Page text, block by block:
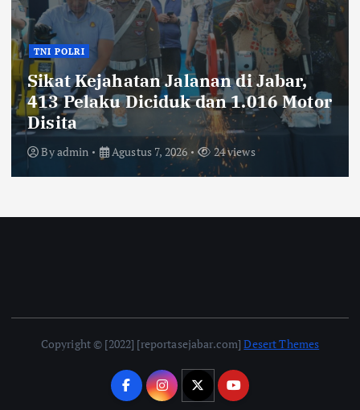
TNI POLRI
Sikat Kejahatan Jalanan di Jabar,
413 Pelaku Diciduk dan 1.016 Motor
Disita
Byadmin Agustus 7, 2026 24 views
Copyright © [2022] [reportasejabar.com]Desert Themes